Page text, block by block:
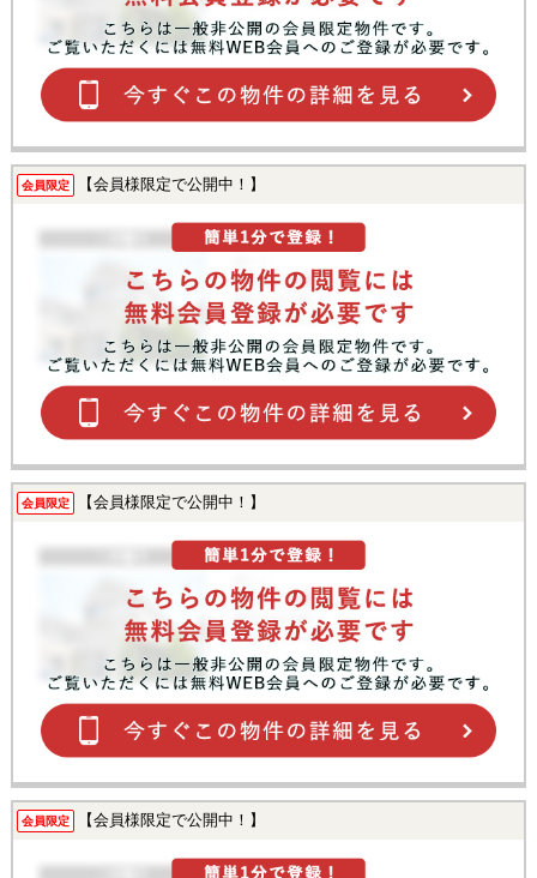
会員限定 【会員様限定で公開中！】
会員限定 【会員様限定で公開中！】
会員限定 【会員様限定で公開中！】